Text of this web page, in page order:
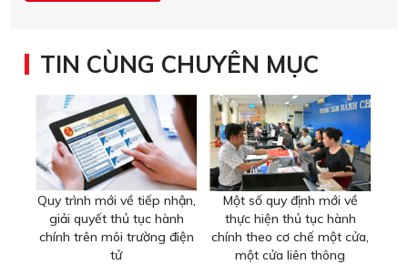
TIN CÙNG CHUYÊN MỤC
Quy trình mới về tiếp nhận,
giải quyết thủ tục hành
chính trên môi trường điện
tử
Một số quy định mới về
thực hiện thủ tục hành
chính theo cơ chế một cửa,
một cửa liên thông